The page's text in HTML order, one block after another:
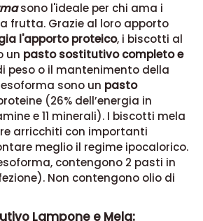
sono l'ideale per chi ama i
frutta. Grazie al loro apporto
l'apporto proteico, i biscotti al
un pasto sostitutivo completo e
peso o il mantenimento della
sono un pasto
(26% dell’energia in
e 11 minerali). I biscotti mela
arricchiti con importanti
meglio il regime ipocalorico.
contengono 2 pasti in
Non contengono olio di
Lampone e Mela: